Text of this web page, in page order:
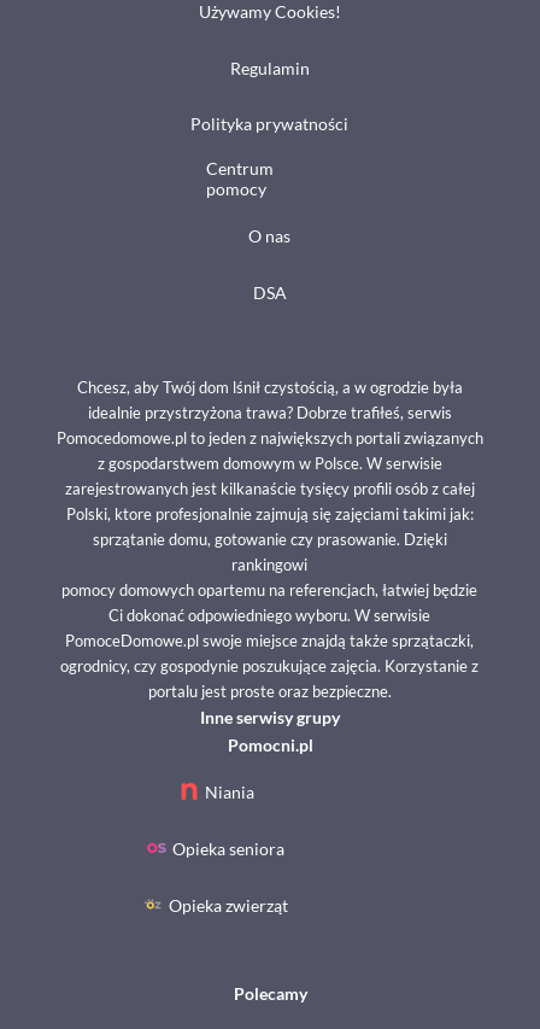
Używamy Cookies!
Regulamin
Polityka prywatności
Centrum
pomocy
O nas
DSA
Chcesz, aby Twój dom lśnił czystością, a w ogrodzie była
idealnie przystrzyżona trawa? Dobrze trafiłeś, serwis
Pomocedomowe.pl to jeden z największych portali związanych
z gospodarstwem domowym w Polsce. W serwisie
zarejestrowanych jest kilkanaście tysięcy profili osób z całej
Polski, ktore profesjonalnie zajmują się zajęciami takimi jak:
sprzątanie domu, gotowanie czy prasowanie. Dzięki
rankingowi
pomocy domowych opartemu na referencjach, łatwiej będzie
Ci dokonać odpowiedniego wyboru. W serwisie
PomoceDomowe.pl swoje miejsce znajdą także sprzątaczki,
ogrodnicy, czy gospodynie poszukujące zajęcia. Korzystanie z
portalu jest proste oraz bezpieczne.
Niania
Opieka seniora
Opieka zwierząt
Inne serwisy grupy
Pomocni.pl
Polecamy